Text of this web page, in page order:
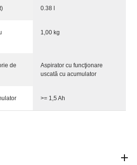
0.38 l
1,00 kg
de
Aspirator cu funcţionare
uscată cu acumulator
>= 1,5 Ah